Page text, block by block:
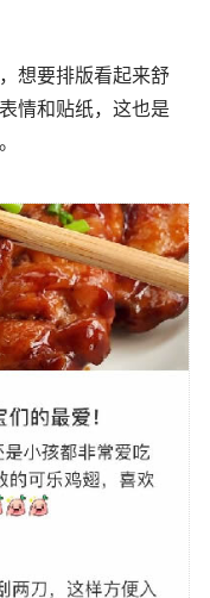
想要排版看起来舒
情和贴纸，这也是